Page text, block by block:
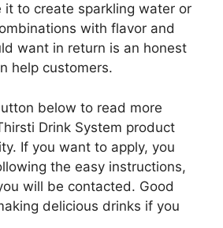
it to create sparkling water or
with flavor and
want in return is an honest
help customers.
below to read more
Drink System product
If you want to apply, you
the easy instructions,
will be contacted. Good
delicious drinks if you